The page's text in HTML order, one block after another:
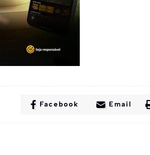
Facebook Email